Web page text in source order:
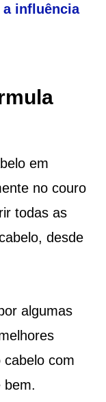
a influência
em
no couro
todas as
desde
algumas
cabelo com
bem.